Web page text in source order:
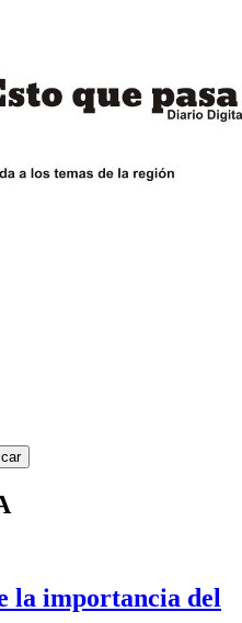
la importancia del